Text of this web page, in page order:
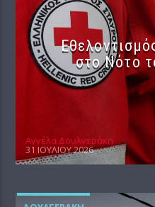
στο Νότο
Αγγέλα Δουλγεράκη
31 ΙΟΥΛΊΟΥ 2026